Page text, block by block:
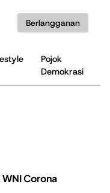
Berlangganan
Pojok
Demokrasi
WNI Corona